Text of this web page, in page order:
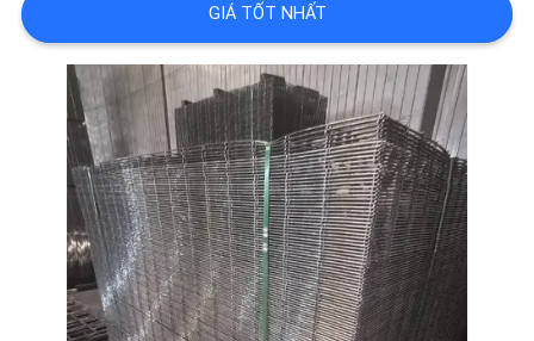
CHÚNG
TÔI
CẦU
GIÁ TỐT NHẤT